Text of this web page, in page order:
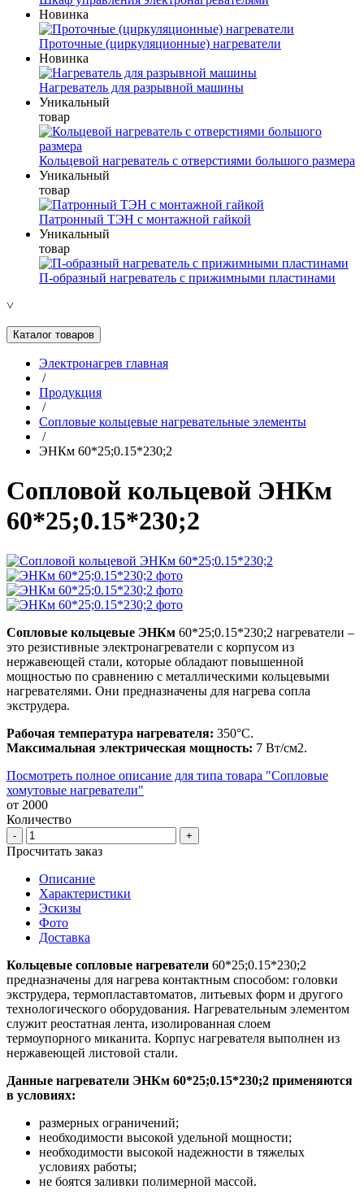
Новинка
Проточные (циркуляционные) нагреватели
Новинка
Нагреватель для разрывной машины
Уникальный
товар
Кольцевой нагреватель с отверстиями большого размера
Уникальный
товар
Патронный ТЭН с монтажной гайкой
Уникальный
товар
П-образный нагреватель с прижимными пластинами
˅
Каталог товаров
Электронагрев главная
/
Продукция
/
Сопловые кольцевые нагревательные элементы
/
ЭНКм 60*25;0.15*230;2
Сопловой кольцевой ЭНКм
60*25;0.15*230;2
Сопловые кольцевые ЭНКм 60*25;0.15*230;2 нагреватели –
это резистивные электронагреватели с корпусом из
нержавеющей стали, которые обладают повышенной
мощностью по сравнению с металлическими кольцевыми
нагревателями. Они предназначены для нагрева сопла
экструдера.
Рабочая температура нагревателя: 350°С.
Максимальная электрическая мощность: 7 Вт/cм2.
Посмотреть полное описание для типа товара "Сопловые
хомутовые нагреватели"
от 2000
Количество
- +
Просчитать заказ
Описание
Характеристики
Эскизы
Фото
Доставка
Кольцевые сопловые нагреватели 60*25;0.15*230;2
предназначены для нагрева контактным способом: головки
экструдера, термопластавтоматов, литьевых форм и другого
технологического оборудования. Нагревательным элементом
служит реостатная лента, изолированная слоем
термоупорного миканита. Корпус нагревателя выполнен из
нержавеющей листовой стали.
Данные нагреватели ЭНКм 60*25;0.15*230;2 применяются
в условиях:
размерных ограничений;
необходимости высокой удельной мощности;
необходимости высокой надежности в тяжелых
условиях работы;
не боятся заливки полимерной массой.